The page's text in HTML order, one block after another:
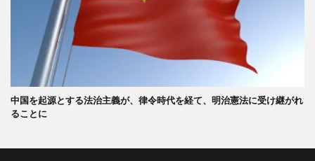
中国を起源とする法治主義が、律令時代を経て、明治憲法に受け継がれ
ることに